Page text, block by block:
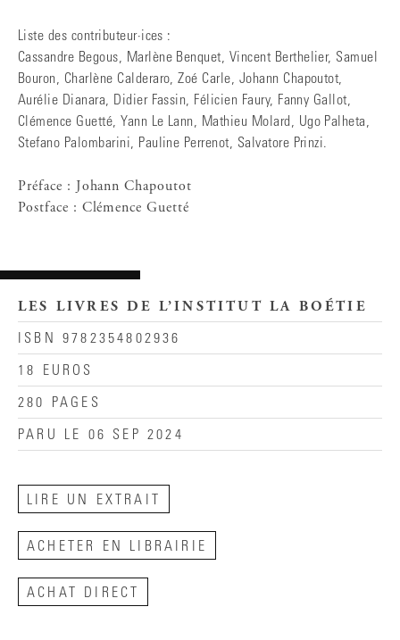
Liste des contributeur·ices :
Cassandre Begous, Marlène Benquet, Vincent Berthelier, Samuel
Bouron, Charlène Calderaro, Zoé Carle, Johann Chapoutot,
Aurélie Dianara, Didier Fassin, Félicien Faury, Fanny Gallot,
Clémence Guetté, Yann Le Lann, Mathieu Molard, Ugo Palheta,
Stefano Palombarini, Pauline Perrenot, Salvatore Prinzi.
Préface : Johann Chapoutot
Postface : Clémence Guetté
LES LIVRES DE L’INSTITUT LA BOÉTIE
ISBN 9782354802936
18 EUROS
280 PAGES
PARU LE 06 SEP 2024
LIRE UN EXTRAIT
ACHETER EN LIBRAIRIE
ACHAT DIRECT